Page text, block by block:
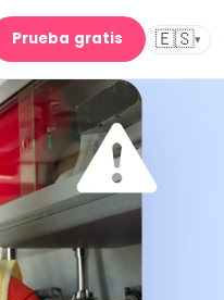
Prueba gratis 🇪🇸▾